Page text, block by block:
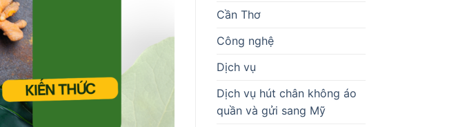
Cần Thơ
Công nghệ
Dịch vụ
Dịch vụ hút chân không áo
quần và gửi sang Mỹ